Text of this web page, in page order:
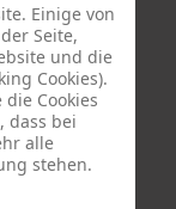
,Elise
,
Einige von
Seite,
und die
Cookies).
Cookies
dass bei
alle
stehen.